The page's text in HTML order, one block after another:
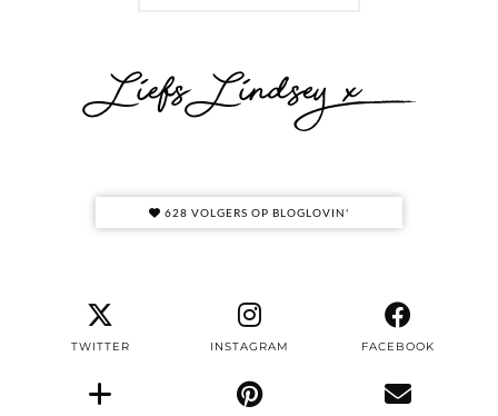
628 VOLGERS OP BLOGLOVIN'
TWITTER INSTAGRAM FACEBOOK